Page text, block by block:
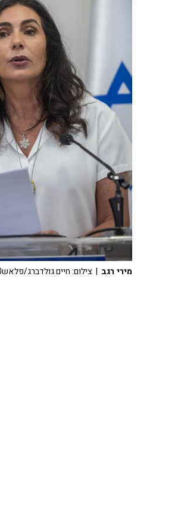
מירי רגב | צילום: חיים גולדברג/פלאש90